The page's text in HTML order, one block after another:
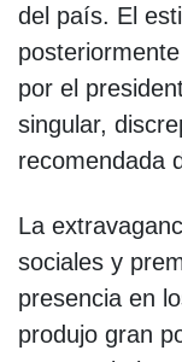
del país. El
por el
singular,
recomendada
La
sociales y
presencia en
produjo gran